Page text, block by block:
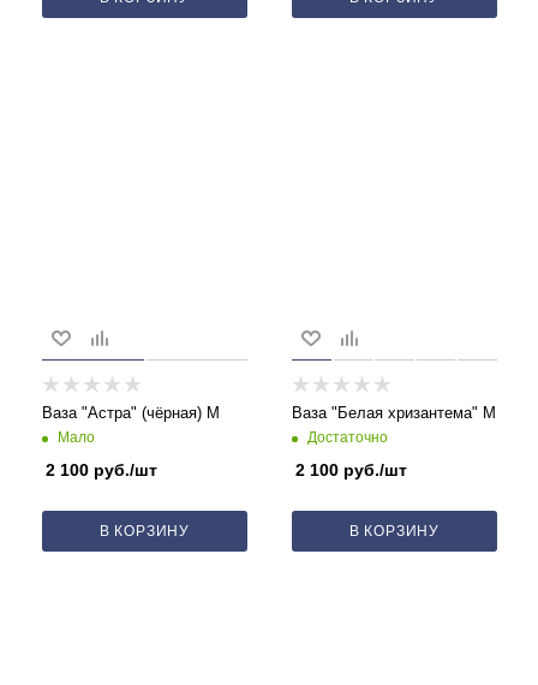
Ваза "Астра" (чёрная) M
Мало
2 100 руб./шт
В КОРЗИНУ
Ваза "Белая хризантема" M
Достаточно
2 100 руб./шт
В КОРЗИНУ